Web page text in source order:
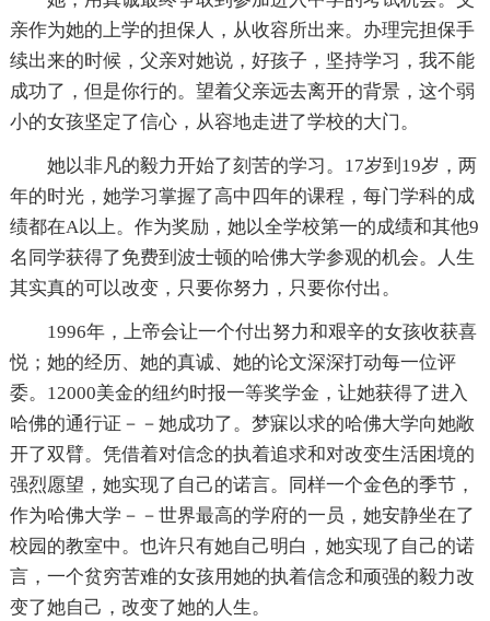
亲作为她的上学的担保人，从收容所出来。办理完担保手
续出来的时候，父亲对她说，好孩子，坚持学习，我不能
成功了，但是你行的。望着父亲远去离开的背景，这个弱
小的女孩坚定了信心，从容地走进了学校的大门。
她以非凡的毅力开始了刻苦的学习。17岁到19岁，两
年的时光，她学习掌握了高中四年的课程，每门学科的成
绩都在A以上。作为奖励，她以全学校第一的成绩和其他9
名同学获得了免费到波士顿的哈佛大学参观的机会。人生
其实真的可以改变，只要你努力，只要你付出。
1996年，上帝会让一个付出努力和艰辛的女孩收获喜
悦；她的经历、她的真诚、她的论文深深打动每一位评
委。12000美金的纽约时报一等奖学金，让她获得了进入
哈佛的通行证－－她成功了。梦寐以求的哈佛大学向她敞
开了双臂。凭借着对信念的执着追求和对改变生活困境的
强烈愿望，她实现了自己的诺言。同样一个金色的季节，
作为哈佛大学－－世界最高的学府的一员，她安静坐在了
校园的教室中。也许只有她自己明白，她实现了自己的诺
言，一个贫穷苦难的女孩用她的执着信念和顽强的毅力改
变了她自己，改变了她的人生。